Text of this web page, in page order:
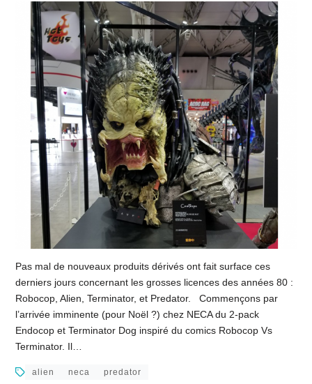
Pas mal de nouveaux produits dérivés ont fait surface ces
derniers jours concernant les grosses licences des années 80 :
Robocop, Alien, Terminator, et Predator. Commençons par
l’arrivée imminente (pour Noël ?) chez NECA du 2-pack
Endocop et Terminator Dog inspiré du comics Robocop Vs
Terminator. Il…
alien neca predator